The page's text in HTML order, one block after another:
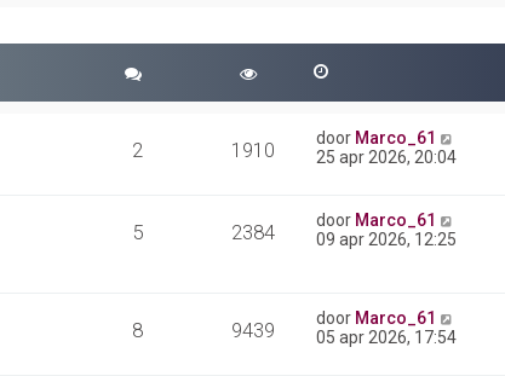
2 1910 door Marco_61
25 apr 2026, 20:04
5 2384 door Marco_61
09 apr 2026, 12:25
8 9439 door Marco_61
05 apr 2026, 17:54